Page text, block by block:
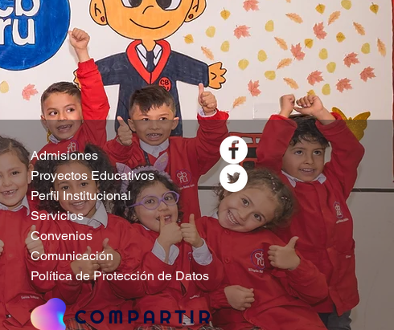
Admisiones
Proyectos Educativos
Perfil Institucional
Servicios
Convenios
Comunicación
Política de Protección de Datos